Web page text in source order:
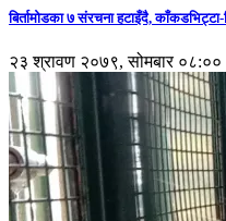
बिर्तामोडका ७ संरचना हटाइँदै,
२३ श्रावण २०७९, सोमबार ०८:००